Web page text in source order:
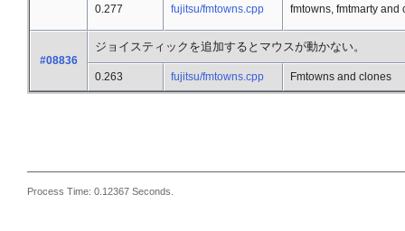
0.277 fujitsu/fmtowns.cpp fmtowns, fmtmarty and
#08836
ジョイスティックを追加するとマウスが動かない。
0.263 fujitsu/fmtowns.cpp Fmtowns and clones
Process Time: 0.12367 Seconds.